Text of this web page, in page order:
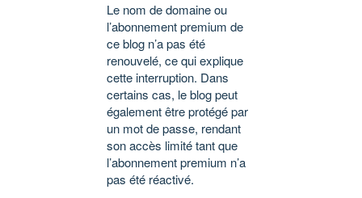
Le nom de domaine ou
l’abonnement premium de
ce blog n’a pas été
renouvelé, ce qui explique
cette interruption. Dans
certains cas, le blog peut
également être protégé par
un mot de passe, rendant
son accès limité tant que
l’abonnement premium n’a
pas été réactivé.